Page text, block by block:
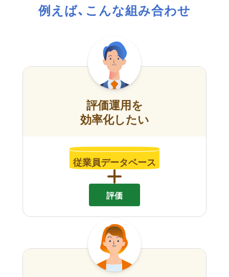
例えば、こんな組み合わせ
評価運用を
効率化したい
従業員データベース
評価